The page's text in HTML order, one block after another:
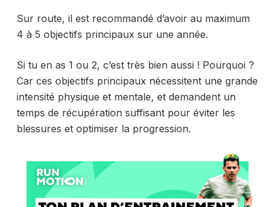
Sur route, il est recommandé d’avoir au maximum
4 à 5 objectifs principaux sur une année.
Si tu en as 1 ou 2, c’est très bien aussi ! Pourquoi ?
Car ces objectifs principaux nécessitent une grande
intensité physique et mentale, et demandent un
temps de récupération suffisant pour éviter les
blessures et optimiser la progression.